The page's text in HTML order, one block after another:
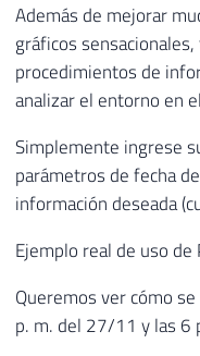
Además de mejorar
gráficos
procedimientos de
analizar el entorno en
Simplemente ingrese
parámetros de fecha
información deseada
Ejemplo real de uso
Queremos ver cómo
p. m. del 27/11 y las 6